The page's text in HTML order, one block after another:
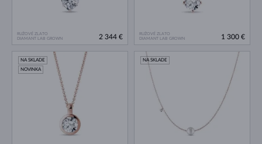
RUŽOVÉ ZLATO
DIAMANT LAB GROWN
2 344 €
RUŽOVÉ ZLATO
DIAMANT LAB GROWN
1 300 €
NA SKLADE
NOVINKA
NA SKLADE